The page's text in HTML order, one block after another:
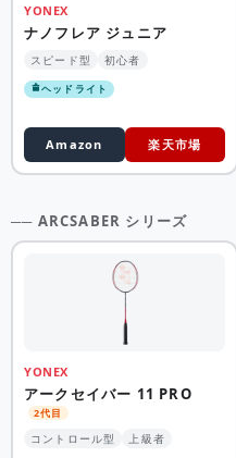
YONEX
ナノフレア ジュニア
スピード型 初心者
ヘッドライト
Amazon 楽天市場
── ARCSABER シリーズ
YONEX
アークセイバー 11 PRO
2代目
コントロール型 上級者